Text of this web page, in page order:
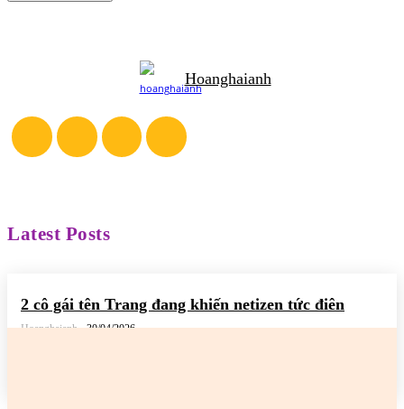
Hoanghaianh
Latest Posts
2 cô gái tên Trang đang khiến netizen tức điên
Hoanghaianh - 30/04/2026